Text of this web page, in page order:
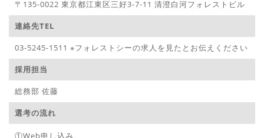
〒135-0022 東京都江東区三好3-7-11 清澄白河フォレストビル
連絡先TEL
03-5245-1511 ※フォレストシーの求人を見たとお伝えください
採用担当
総務部 佐藤
選考の流れ
①Web申し込み